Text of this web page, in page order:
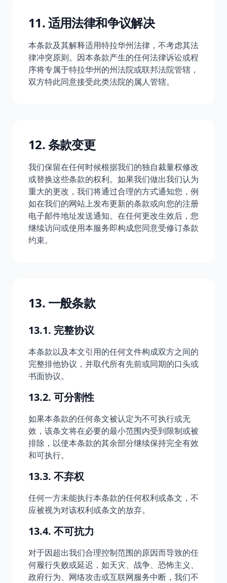
11. 适用法律和争议解决
本条款及其解释适用特拉华州法律，不考虑其法
律冲突原则。因本条款产生的任何法律诉讼或程
序将专属于特拉华州的州法院或联邦法院管辖，
双方特此同意接受此类法院的属人管辖。
12. 条款变更
我们保留在任何时候根据我们的独自裁量权修改
或替换这些条款的权利。如果我们做出我们认为
重大的更改，我们将通过合理的方式通知您，例
如在我们的网站上发布更新的条款或向您的注册
电子邮件地址发送通知。在任何更改生效后，您
继续访问或使用本服务即构成您同意受修订条款
约束。
13. 一般条款
13.1. 完整协议
本条款以及本文引用的任何文件构成双方之间的
完整排他协议，并取代所有先前或同期的口头或
书面协议。
13.2. 可分割性
如果本条款的任何条文被认定为不可执行或无
效，该条文将在必要的最小范围内受到限制或被
排除，以使本条款的其余部分继续保持完全有效
和可执行。
13.3. 不弃权
任何一方未能执行本条款的任何权利或条文，不
应被视为对该权利或条文的放弃。
13.4. 不可抗力
对于因超出我们合理控制范围的原因而导致的任
何履行失败或延迟，如天灾、战争、恐怖主义、
政府行为、网络攻击或互联网服务中断，我们不